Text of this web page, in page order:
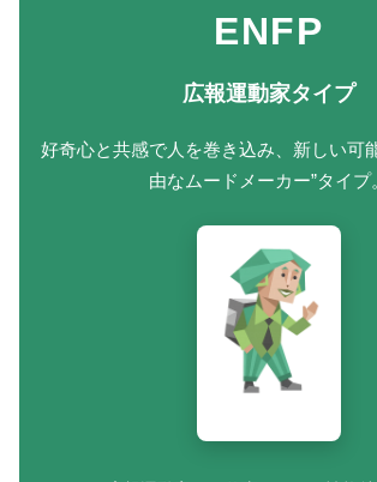
ENFP
広報運動家タイプ
好奇心と共感で人を巻き込み、新しい可
由なムードメーカー”タイプ